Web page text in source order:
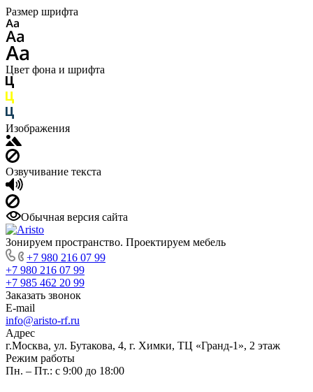
Размер шрифта
Цвет фона и шрифта
Изображения
Озвучивание текста
Обычная версия сайта
Зонируем пространство. Проектируем мебель
+7 980 216 07 99
+7 980 216 07 99
+7 985 462 20 99
Заказать звонок
E-mail
info@aristo-rf.ru
Адрес
г.Москва, ул. Бутакова, 4, г. Химки, ТЦ «Гранд-1», 2 этаж
Режим работы
Пн. – Пт.: с 9:00 до 18:00